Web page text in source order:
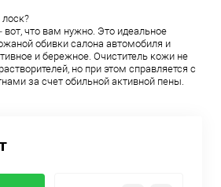
вот, что вам нужно. Это идеальное
обивки салона автомобиля и
и бережное. Очиститель кожи не
но при этом справляется с
за счет обильной активной пены.